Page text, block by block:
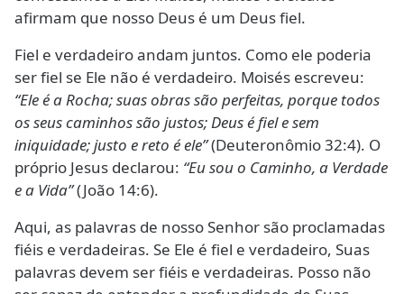
afirmam que nosso Deus é um Deus fiel.
Fiel e verdadeiro andam juntos. Como ele poderia
ser fiel se Ele não é verdadeiro. Moisés escreveu:
“Ele é a Rocha; suas obras são perfeitas, porque todos
os seus caminhos são justos; Deus é fiel e sem
iniquidade; justo e reto é ele”(Deuteronômio 32:4). O
próprio Jesus declarou: “Eu sou o Caminho, a Verdade
e a Vida”(João 14:6).
Aqui, as palavras de nosso Senhor são proclamadas
fiéis e verdadeiras. Se Ele é fiel e verdadeiro, Suas
palavras devem ser fiéis e verdadeiras. Posso não